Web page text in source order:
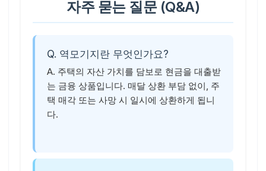
자주 묻는 질문 (Q&A)
Q. 역모기지란 무엇인가요?
A. 주택의 자산 가치를 담보로 현금을 대출받
는 금융 상품입니다. 매달 상환 부담 없이, 주
택 매각 또는 사망 시 일시에 상환하게 됩니
다.